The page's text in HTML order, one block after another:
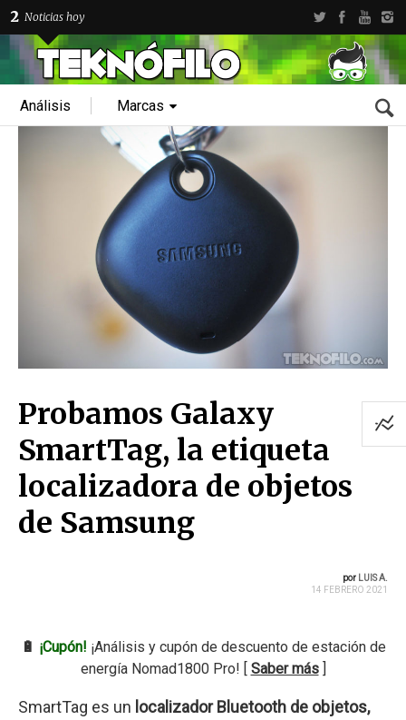
2 Noticias hoy
Análisis Marcas
Probamos Galaxy
SmartTag, la etiqueta
localizadora de objetos
de Samsung
por LUIS A.
14 FEBRERO 2021
🔋 ¡Cupón! ¡Análisis y cupón de descuento de estación de
energía Nomad1800 Pro! [ Saber más]
SmartTag es un localizador Bluetooth de objetos,